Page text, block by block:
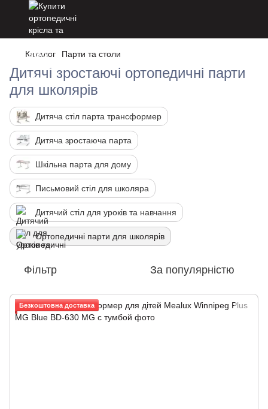
Каталог Парти та столи
Дитячі зростаючі ортопедичні парти
для школярів
Дитяча стіл парта трансформер
Дитяча зростаюча парта
Шкільна парта для дому
Письмовий стіл для школяра
Дитячий стіл для уроків та навчання
Ортопедичні парти для школярів
Фільтр За популярністю
Безкоштовна доставка